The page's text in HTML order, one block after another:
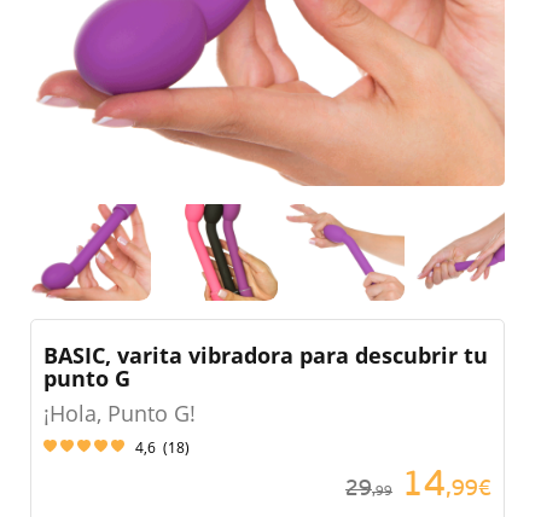
BASIC, varita vibradora para descubrir tu
punto G
¡Hola, Punto G!
4,6 (18)
29,99 14,99€